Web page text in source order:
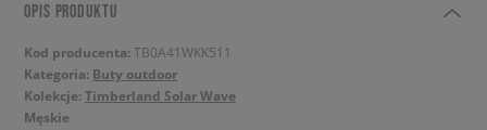
OPIS PRODUKTU
Kod producenta:TB0A41WKK511
Kategoria: Buty outdoor
Kolekcje:Timberland Solar Wave
Męskie